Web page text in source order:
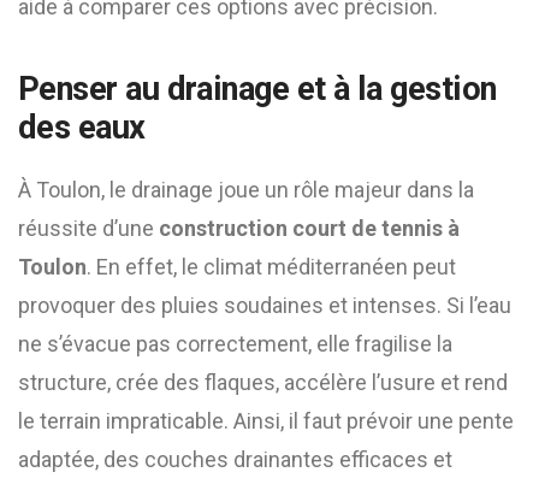
aide à comparer ces options avec précision.
Penser au drainage et à la gestion
des eaux
À Toulon, le drainage joue un rôle majeur dans la
réussite d’une construction court de tennis à
Toulon. En effet, le climat méditerranéen peut
provoquer des pluies soudaines et intenses. Si l’eau
ne s’évacue pas correctement, elle fragilise la
structure, crée des flaques, accélère l’usure et rend
le terrain impraticable. Ainsi, il faut prévoir une pente
adaptée, des couches drainantes efficaces et